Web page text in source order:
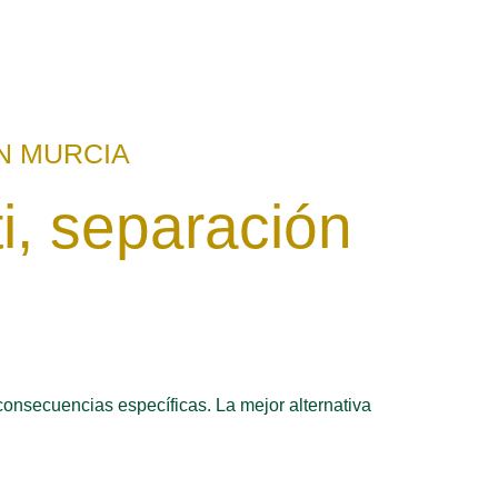
MURCIA
separación
específicas. La mejor alternativa